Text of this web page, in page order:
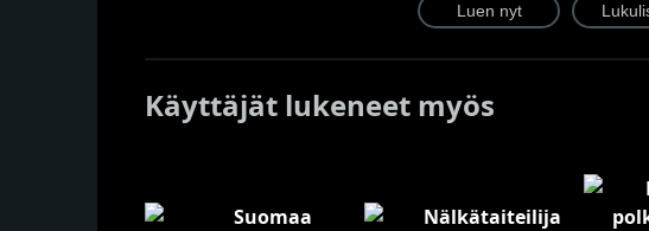
Käyttäjät lukeneet myös